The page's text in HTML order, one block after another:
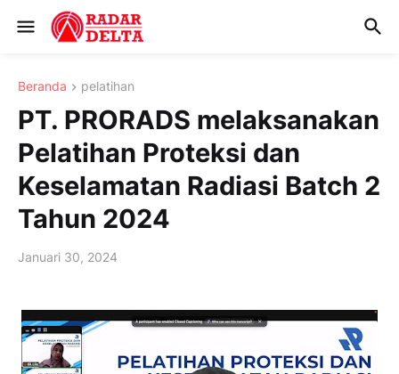
Beranda pelatihan
PT. PRORADS melaksanakan
Pelatihan Proteksi dan
Keselamatan Radiasi Batch 2
Tahun 2024
Januari 30, 2024